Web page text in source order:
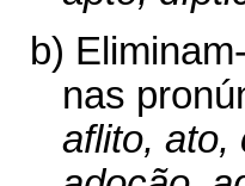
b)
nas
aflito, ato,